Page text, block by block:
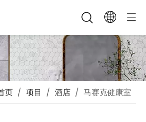
页 / 项目 / 酒店 / 马赛克健康室